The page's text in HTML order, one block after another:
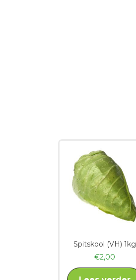
Spitskool (VH) 1kg
€2,00